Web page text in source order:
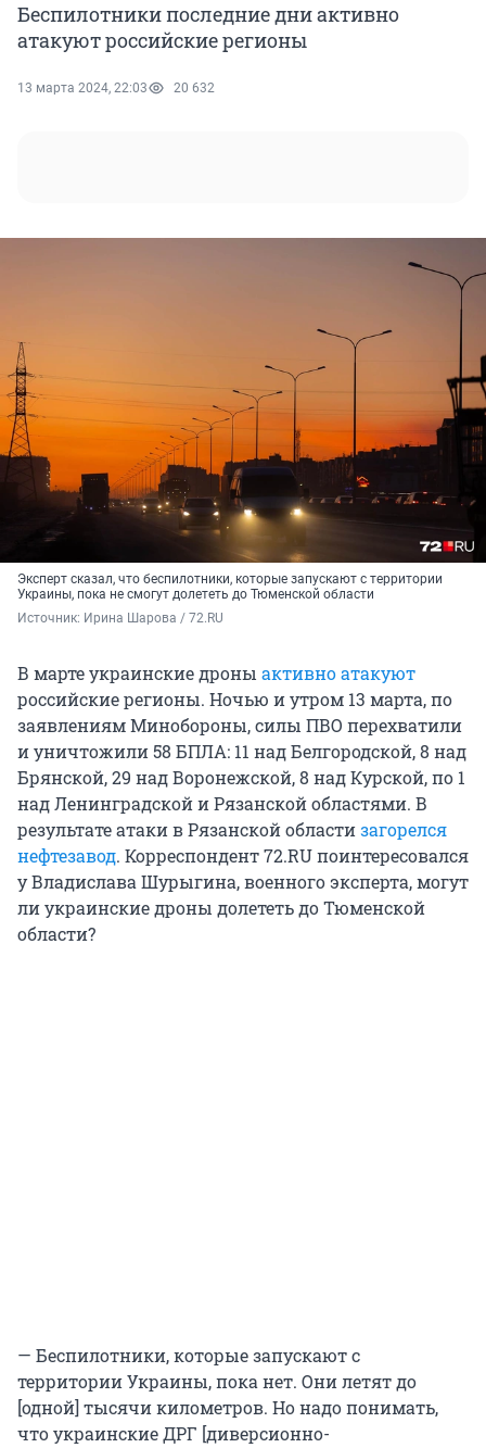
Беспилотники последние дни активно
атакуют российские регионы
13 марта 2024, 22:03 20 632
Эксперт сказал, что беспилотники, которые запускают с территории
Украины, пока не смогут долететь до Тюменской области
Источник: Ирина Шарова / 72.RU
В марте украинские дроны активно атакуют
российские регионы. Ночью и утром 13 марта, по
заявлениям Минобороны, силы ПВО перехватили
и уничтожили 58 БПЛА: 11 над Белгородской, 8 над
Брянской, 29 над Воронежской, 8 над Курской, по 1
над Ленинградской и Рязанской областями. В
результате атаки в Рязанской областизагорелся
нефтезавод. Корреспондент 72.RU поинтересовался
у Владислава Шурыгина, военного эксперта, могут
ли украинские дроны долететь до Тюменской
области?
— Беспилотники, которые запускают с
территории Украины, пока нет. Они летят до
[одной] тысячи километров. Но надо понимать,
что украинские ДРГ [диверсионно-